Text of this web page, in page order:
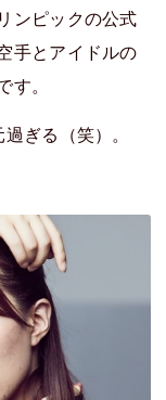
ンピックの公式
手とアイドルの
。
ぎる（笑）。